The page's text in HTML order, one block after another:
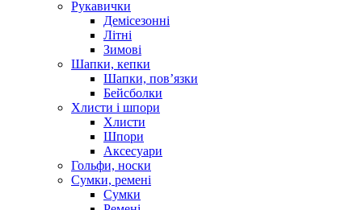
Рукавички
Демісезонні
Літні
Зимові
Шапки, кепки
Шапки, пов’язки
Бейсболки
Хлисти і шпори
Хлисти
Шпори
Аксесуари
Гольфи, носки
Сумки, ремені
Сумки